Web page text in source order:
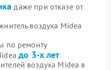
даже при отказе от
воздуха Midea
по ремонту
до 3-х лет
воздуха Midea в